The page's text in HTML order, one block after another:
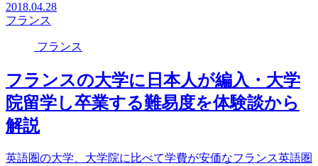
2018.04.28
フランス
フランス
フランスの大学に日本人が編入・大学
院留学し卒業する難易度を体験談から
解説
英語圏の大学、大学院に比べて学費が安価なフランス英語圏